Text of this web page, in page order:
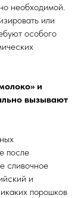
необходимой.
или
особого
и
вызывают
после
сливочное
и
порошков